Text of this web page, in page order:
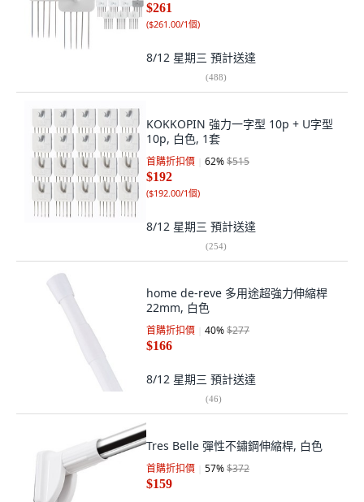
$261
($261.00/1個)
8/12 星期三 預計送達
(488)
KOKKOPIN 強力一字型 10p + U字型
10p, 白色, 1套
首購折扣價 62%$515
$192
($192.00/1個)
8/12 星期三 預計送達
(254)
home de-reve 多用途超強力伸縮桿
22mm, 白色
首購折扣價 40%$277
$166
8/12 星期三 預計送達
(46)
Tres Belle 彈性不鏽鋼伸縮桿, 白色
首購折扣價 57%$372
$159